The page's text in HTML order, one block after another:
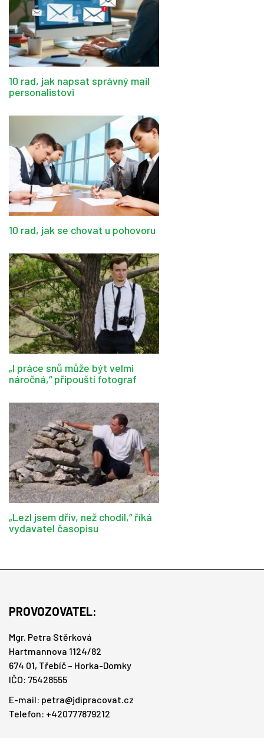
10 rad, jak napsat správný mail
personalistovi
10 rad, jak se chovat u pohovoru
„I práce snů může být velmi
náročná,“ připouští fotograf
„Lezl jsem dřív, než chodil,“ říká
vydavatel časopisu
PROVOZOVATEL:
Mgr. Petra Stěrková
Hartmannova 1124/82
674 01, Třebíč – Horka-Domky
IČO: 75428555
E-mail: petra@jdipracovat.cz
Telefon: +420777879212